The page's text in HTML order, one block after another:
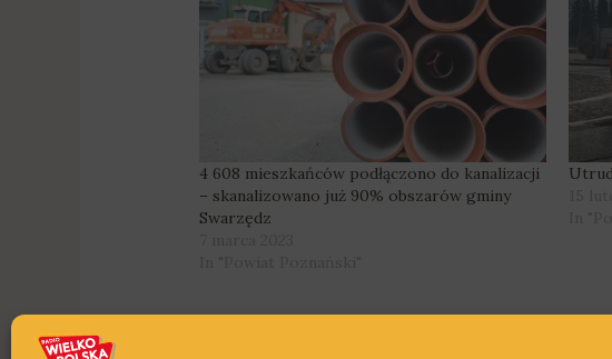
4 608 mieszkańców podłączono do kanalizacji
– skanalizowano już 90% obszarów gminy
Swarzędz